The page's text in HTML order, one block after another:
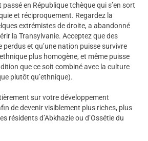
passé en République tchèque qui s’en sort
et réciproquement. Regardez la
extrémistes de droite, a abandonné
la Transylvanie. Acceptez que des
et qu’une nation puisse survivre
plus homogène, et même puisse
que ce soit combiné avec la culture
plutôt qu’ethnique).
sur votre développement
de devenir visiblement plus riches, plus
résidents d’Abkhazie ou d’Ossétie du